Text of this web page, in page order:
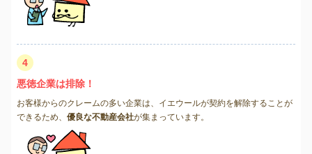
4
悪徳企業は排除！
お客様からのクレームの多い企業は、イエウールが契約を解除することが
できるため、 優良な不動産会社が集まっています。